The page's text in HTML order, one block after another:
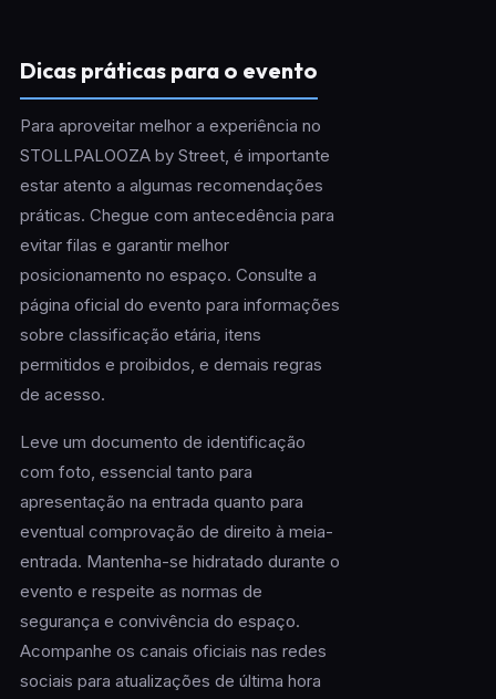
Dicas práticas para o evento
Para aproveitar melhor a experiência no
STOLLPALOOZA by Street, é importante
estar atento a algumas recomendações
práticas. Chegue com antecedência para
evitar filas e garantir melhor
posicionamento no espaço. Consulte a
página oficial do evento para informações
sobre classificação etária, itens
permitidos e proibidos, e demais regras
de acesso.
Leve um documento de identificação
com foto, essencial tanto para
apresentação na entrada quanto para
eventual comprovação de direito à meia-
entrada. Mantenha-se hidratado durante o
evento e respeite as normas de
segurança e convivência do espaço.
Acompanhe os canais oficiais nas redes
sociais para atualizações de última hora